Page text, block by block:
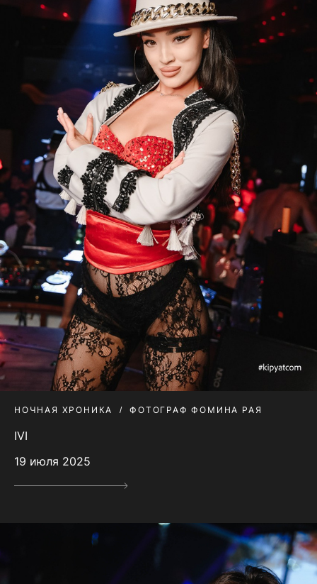
НОЧНАЯ ХРОНИКА ФОТОГРАФ ФОМИНА РАЯ
IVI
19 июля 2025